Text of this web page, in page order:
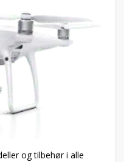
og tilbehør i alle